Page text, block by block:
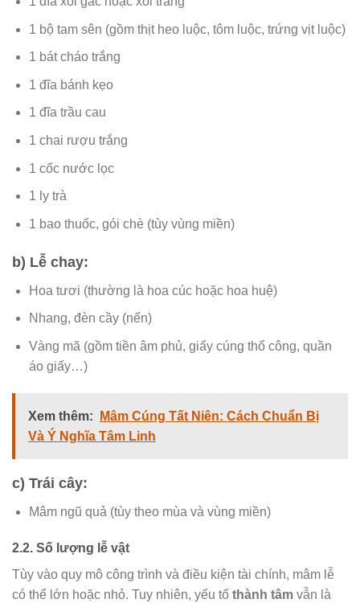
1 bộ tam sên (gồm thịt heo luộc, tôm luộc, trứng vịt luộc)
1 bát cháo trắng
1 đĩa bánh kẹo
1 đĩa trầu cau
1 chai rượu trắng
1 cốc nước lọc
1 ly trà
1 bao thuốc, gói chè (tùy vùng miền)
b) Lễ chay:
Hoa tươi (thường là hoa cúc hoặc hoa huệ)
Nhang, đèn cầy (nến)
Vàng mã (gồm tiền âm phủ, giấy cúng thổ công, quần
áo giấy…)
Xem thêm:
Mâm Cúng Tất Niên: Cách Chuẩn Bị
Và Ý Nghĩa Tâm Linh
c) Trái cây:
Mâm ngũ quả (tùy theo mùa và vùng miền)
2.2. Số lượng lễ vật
Tùy vào quy mô công trình và điều kiện tài chính, mâm lễ
có thể lớn hoặc nhỏ. Tuy nhiên, yếu tố thành tâm vẫn là